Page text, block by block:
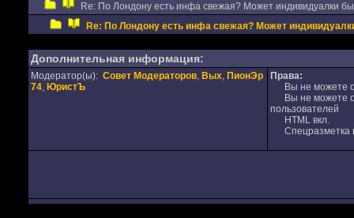
Re: По Лондону есть инфа свежая? Может индивидуалки
Re: По Лондону есть инфа свежая? Может
Дополнительная информация:
Модератор(ы): Совет Модераторов, Вых, ПионЭр
74, ЮристЪ
Права:
Вы не можете
Вы не можете
пользователей
HTML вкл.
Спецразметка